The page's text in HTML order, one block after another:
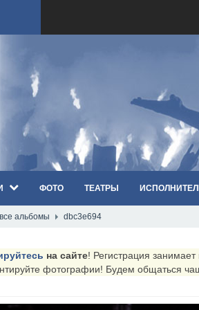
ФОТО ТЕАТРЫ
альбомы dbc3e694
на сайте! Регистрация
фотографии! Будем общаться